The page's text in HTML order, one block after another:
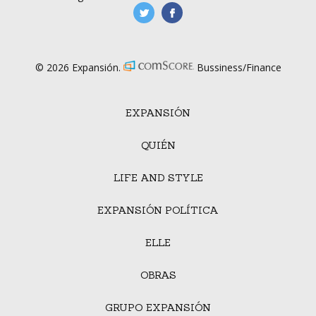
EXPANSIÓN
QUIÉN
LIFE AND STYLE
EXPANSIÓN POLÍTICA
ELLE
OBRAS
GRUPO EXPANSIÓN
manufacturaGE
© 2026 Expansión. Bussiness/Finance